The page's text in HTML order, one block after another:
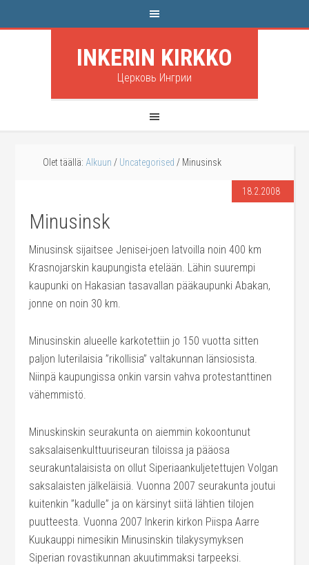
INKERIN KIRKKO
Церковь Ингрии
Olet täällä: Alkuun / Uncategorised / Minusinsk
18.2.2008
Minusinsk
Minusinsk sijaitsee Jenisei-joen latvoilla noin400 km
Krasnojarskin kaupungista etelään. Lähin suurempi
kaupunki on Hakasian tasavallan pääkaupunki Abakan,
jonne on noin 30 km.
Minusinskin alueelle karkotettiin jo 150 vuotta sitten
paljon luterilaisia ”rikollisia” valtakunnan länsiosista.
Niinpä kaupungissa onkin varsin vahva protestanttinen
vähemmistö.
Minuskinskin seurakunta on aiemmin kokoontunut
saksalaisenkulttuuriseuran tiloissa ja pääosa
seurakuntalaisista on ollut Siperiaankuljetettujen Volgan
saksalaisten jälkeläisiä. Vuonna 2007 seurakunta joutui
kuitenkin ”kadulle” ja on kärsinyt siitä lähtien tilojen
puutteesta. Vuonna 2007 Inkerin kirkon Piispa Aarre
Kuukauppi nimesikin Minusinskin tilakysymyksen
Siperian rovastikunnan akuutimmaksi tarpeeksi.